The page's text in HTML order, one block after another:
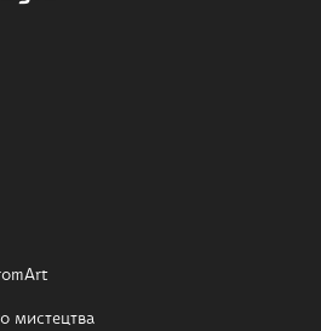
мистецтва